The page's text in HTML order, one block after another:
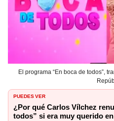
El programa “En boca de todos”,
PUEDES VER
¿Por qué Carlos Vílchez
todos” si era muy querido